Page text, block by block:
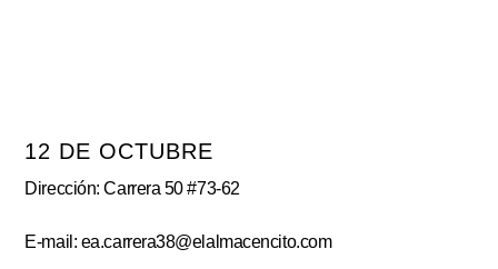
12 DE OCTUBRE
Dirección: Carrera 50 #73-62
E-mail: ea.carrera38@elalmacencito.com